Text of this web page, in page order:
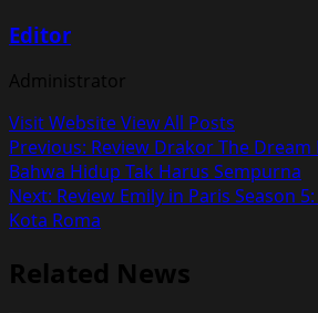
Editor
Administrator
Visit WebsiteView All Posts
Post
navigation
Previous: Review Drakor The
Bahwa Hidup Tak Harus Sempurna
Next: Review Emily in Paris Season
Kota Roma
Related News